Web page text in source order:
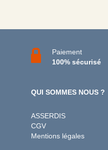
Paiement
100% sécurisé
QUI SOMMES NOUS ?
ASSERDIS
CGV
Mentions légales